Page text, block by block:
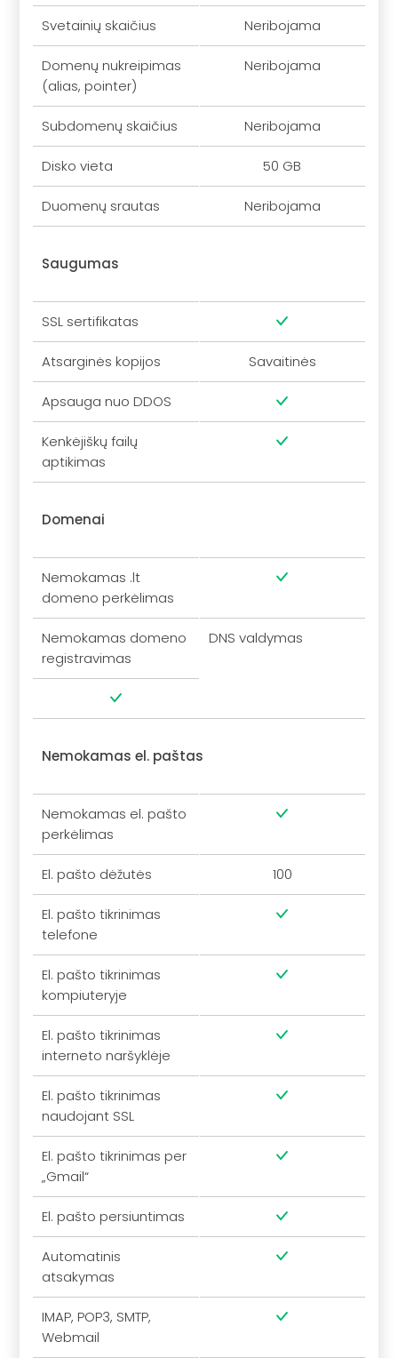
Svetainių skaičius Neribojama
Domenų nukreipimas
(alias, pointer)
Neribojama
Subdomenų skaičius Neribojama
Disko vieta 50 GB
Duomenų srautas Neribojama
Saugumas
SSL sertifikatas
Atsarginės kopijos Savaitinės
Apsauga nuo DDOS
Kenkėjiškų failų
aptikimas
Domenai
Nemokamas .lt
domeno perkėlimas
Nemokamas domeno
registravimas
DNS valdymas
Nemokamas el. paštas
Nemokamas el. pašto
perkėlimas
El. pašto dėžutės 100
El. pašto tikrinimas
telefone
El. pašto tikrinimas
kompiuteryje
El. pašto tikrinimas
interneto naršyklėje
El. pašto tikrinimas
naudojant SSL
El. pašto tikrinimas per
„Gmail“
El. pašto persiuntimas
Automatinis
atsakymas
IMAP, POP3, SMTP,
Webmail